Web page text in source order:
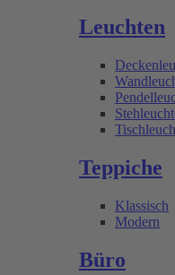
Leuchten
Teppiche
Klassisch
Modern
Büro